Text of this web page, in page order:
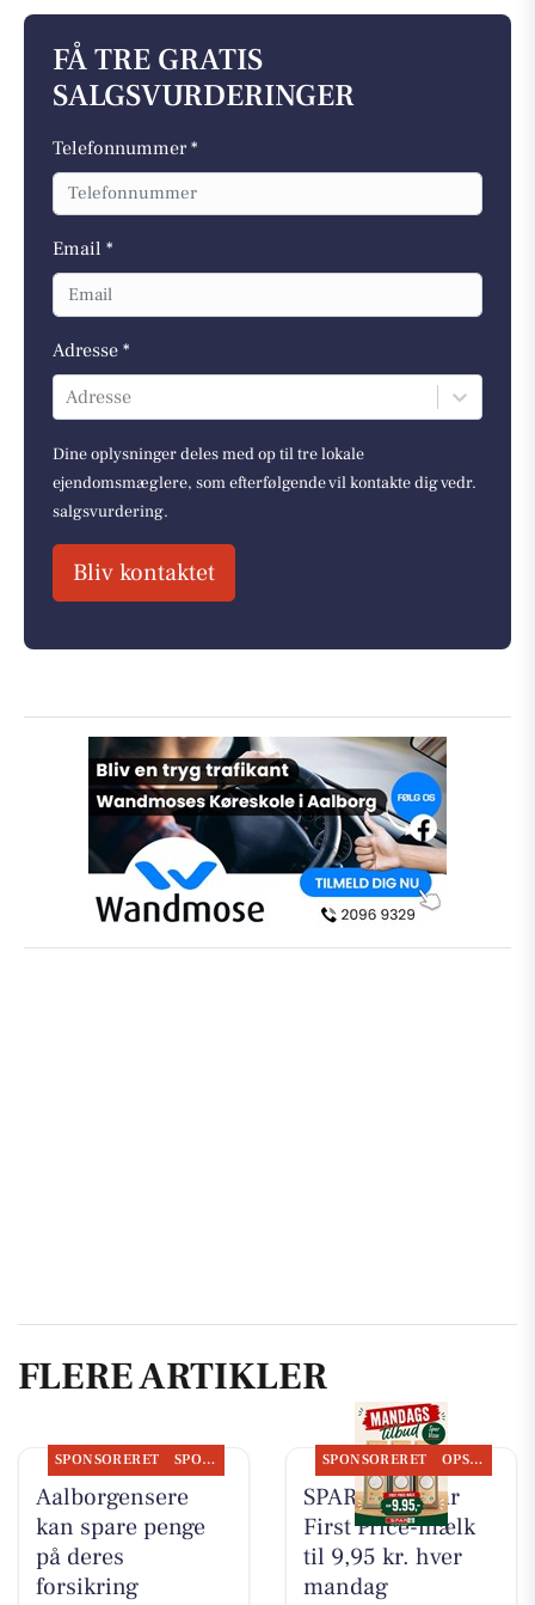
FÅ TRE GRATIS
SALGSVURDERINGER
Telefonnummer *
Email *
Adresse *
Adresse
Dine oplysninger deles med op til tre lokale
ejendomsmæglere, som efterfølgende vil kontakte dig vedr.
salgsvurdering.
Bliv kontaktet
FLERE ARTIKLER
SPONSORERET SPONSORERET INDHOLD
Aalborgensere
kan spare penge
på deres
forsikring
SPONSORERET OPSLAGSTAVLEN
SPAR Visse har
First Price-mælk
til 9,95 kr. hver
mandag